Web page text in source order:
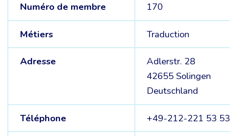
Numéro de membre 170
Métiers Traduction
Adresse
Adlerstr. 28
42655 Solingen
Deutschland
Téléphone +49-212-221 53 53